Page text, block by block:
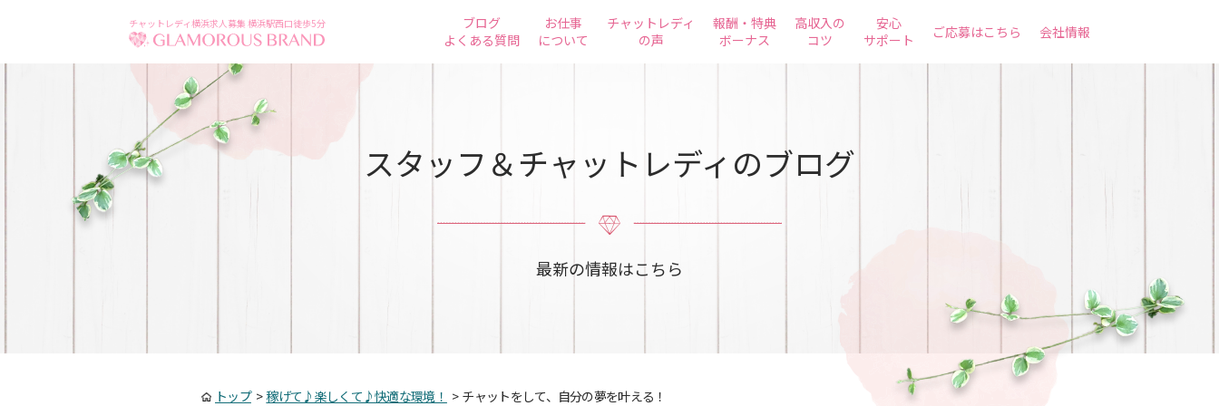
チャットレディ横浜求人募集 横浜駅西口徒歩5分
ブログ
よくある質問
お仕事
について
チャットレディ
の声
報酬・特典
ボーナス
高収入の
コツ
安心
サポート
ご応募はこちら 会社情報
スタッフ＆チャットレディのブログ
最新の情報はこちら
トップ> 稼げて♪楽しくて♪快適な環境！ > チャットをして、自分の夢を叶える！